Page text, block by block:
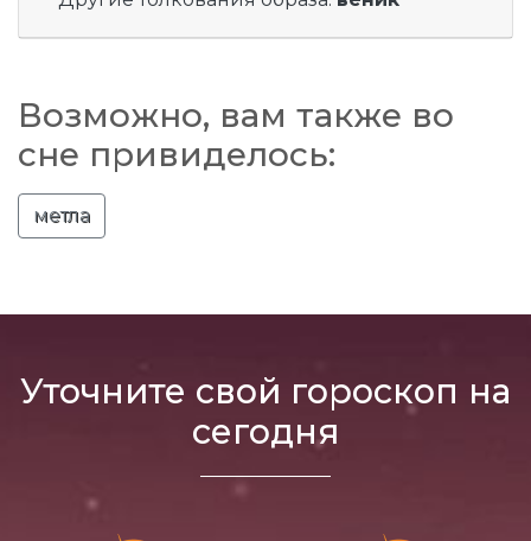
Возможно, вам также во
сне привиделось:
метла
Уточните свой гороскоп на
сегодня